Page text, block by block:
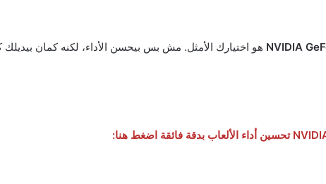
هو اختيارك الأمثل. مش بس بيحسن الأداء، لكنه كمان بيديلك